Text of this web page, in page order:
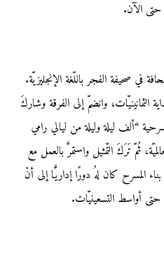
الآن.
صحيفة الفجر باللّغة الإنجليزيّة.
الثمانينيّات، وانضمّ إلى الفرقة وشاركَ
“ألف ليلة وليلة من ليالي رامي
ثُمّ تَرَكَ التّمثيل واستمرَّ بالعمل مع
المسرح كان لهُ دورًا إداريًّا إلى أنْ
حتى أواسط التسعينيّات.